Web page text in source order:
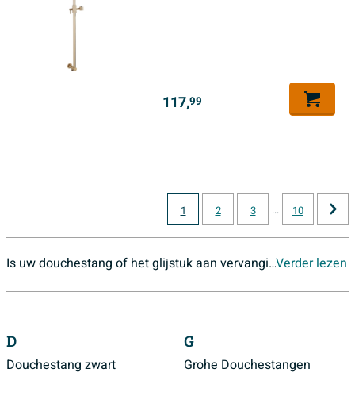
117,99
1 2 3 ... 10
Is uw douchestang of het glijstuk aan vervanging toe of bent u op zoek naar een complete glijstangset? Sawiday heeft een groot assortiment glijstangen en glijstangsets.Verder lezen
D
Douchestang zwart
G
Grohe Douchestangen